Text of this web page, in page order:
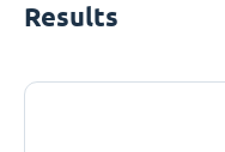
Results